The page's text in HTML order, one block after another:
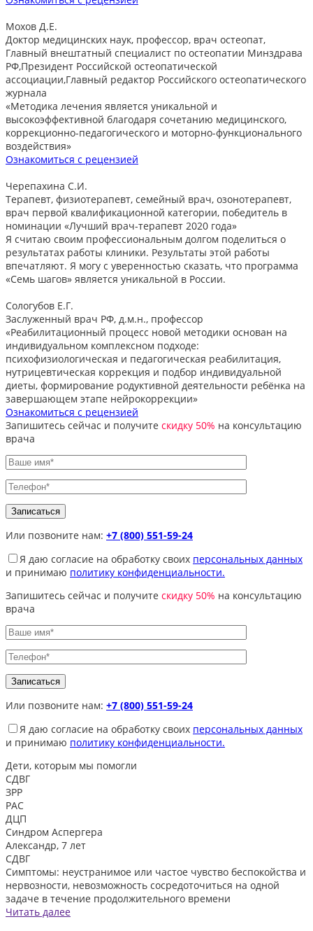
Мохов Д.Е.
Доктор медицинских наук, профессор, врач остеопат,
Главный внештатный специалист по остеопатии Минздрава
РФ,Президент Российской остеопатической
ассоциации,Главный редактор Российского остеопатического
журнала
«Методика лечения является уникальной и
высокоэффективной благодаря сочетанию медицинского,
коррекционно-педагогического и моторно-функционального
воздействия»
Ознакомиться с рецензией
Черепахина С.И.
Терапевт, физиотерапевт, семейный врач, озонотерапевт,
врач первой квалификационной категории, победитель в
номинации «Лучший врач-терапевт 2020 года»
Я считаю своим профессиональным долгом поделиться о
результатах работы клиники. Результаты этой работы
впечатляют. Я могу с уверенностью сказать, что программа
«Семь шагов» является уникальной в России.
Сологубов Е.Г.
Заслуженный врач РФ, д.м.н., профессор
«Реабилитационный процесс новой методики основан на
индивидуальном комплексном подходе:
психофизиологическая и педагогическая реабилитация,
нутрицевтическая коррекция и подбор индивидуальной
диеты, формирование родуктивной деятельности ребёнка на
завершающем этапе нейрокоррекции»
Ознакомиться с рецензией
Запишитесь сейчас и получите скидку 50% на консультацию
врача
Или позвоните нам: +7 (800) 551-59-24
Я даю согласие на обработку своих персональных данных
и принимаю политику конфиденциальности.
Запишитесь сейчас и получите скидку 50% на консультацию
врача
Или позвоните нам: +7 (800) 551-59-24
Я даю согласие на обработку своих персональных данных
и принимаю политику конфиденциальности.
Дети, которым мы помогли
СДВГ
ЗРР
РАС
ДЦП
Синдром Аспергера
Александр, 7 лет
СДВГ
Симптомы: неустранимое или частое чувство беспокойства и
нервозности, невозможность сосредоточиться на одной
задаче в течение продолжительного времени
Читать далее